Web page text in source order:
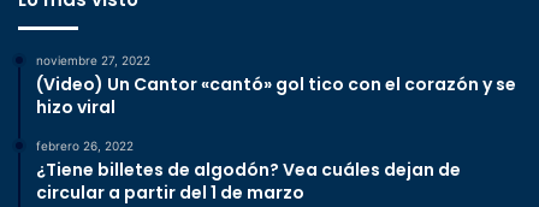
noviembre 27, 2022
(Video) Un Cantor «cantó» gol tico con el corazón y se
hizo viral
febrero 26, 2022
¿Tiene billetes de algodón? Vea cuáles dejan de
circular a partir del 1 de marzo